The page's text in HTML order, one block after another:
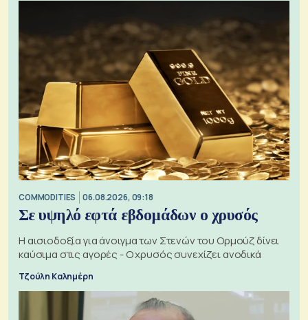
COMMODITIES 06.08.2026, 09:18
Σε υψηλό εφτά εβδομάδων ο χρυσός
Η αισιοδοξία για άνοιγμα των Στενών του Ορμούζ δίνει
καύσιμα στις αγορές - Ο χρυσός συνεχίζει ανοδικά
Τζούλη Καλημέρη